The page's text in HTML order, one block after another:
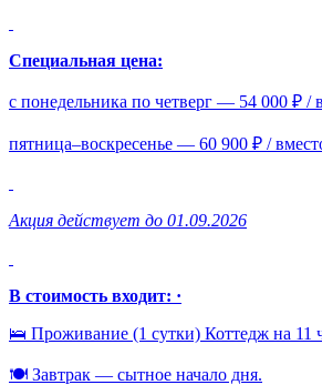
Специальная цена:
с понедельника по четверг — 54 000 ₽ /
пятница–воскресенье — 60 900 ₽ /
Акция действует до 01.09.2026
В стоимость входит: ·
🛌 Проживание (1 сутки) Коттедж на 11
🍽️ Завтрак — сытное начало дня.